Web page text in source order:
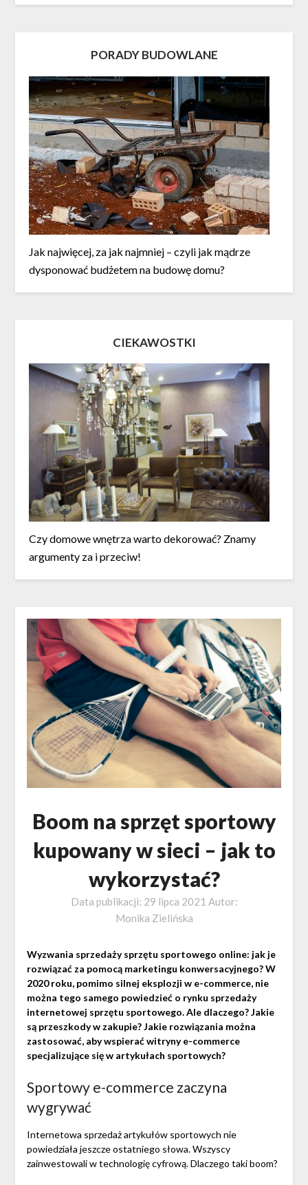
PORADY BUDOWLANE
Jak najwięcej, za jak najmniej – czyli jak mądrze
dysponować budżetem na budowę domu?
CIEKAWOSTKI
Czy domowe wnętrza warto dekorować? Znamy
argumenty za i przeciw!
Boom na sprzęt sportowy
kupowany w sieci – jak to
wykorzystać?
Data publikacji: 29 lipca 2021 Autor:
Monika Zielińska
Wyzwania sprzedaży sprzętu sportowego online: jak je
rozwiązać za pomocą marketingu konwersacyjnego? W
2020 roku, pomimo silnej eksplozji w e-commerce, nie
można tego samego powiedzieć o rynku sprzedaży
internetowej sprzętu sportowego. Ale dlaczego? Jakie
są przeszkody w zakupie? Jakie rozwiązania można
zastosować, aby wspierać witryny e-commerce
specjalizujące się w artykułach sportowych?
Sportowy e-commerce zaczyna
wygrywać
Internetowa sprzedaż artykułów sportowych nie
powiedziała jeszcze ostatniego słowa. Wszyscy
zainwestowali w technologię cyfrową. Dlaczego taki boom?